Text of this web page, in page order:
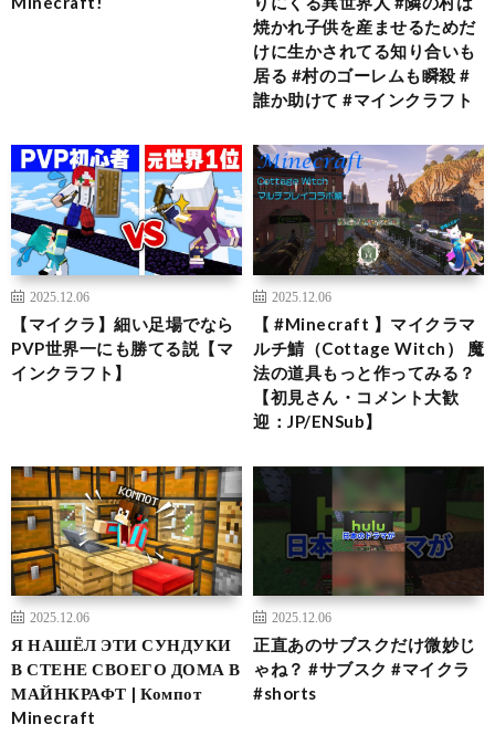
焼かれ子供を産ませるためだ
けに生かされてる知り合いも
居る #村のゴーレムも瞬殺 #
誰か助けて #マインクラフト
2025.12.06
【マイクラ】細い足場でなら
PVP世界一にも勝てる説【マ
インクラフト】
2025.12.06
【 #Minecraft 】マイクラマ
ルチ鯖（Cottage Witch） 魔
法の道具もっと作ってみる？
【初見さん・コメント大歓
迎：JP/ENSub】
2025.12.06
Я НАШЁЛ ЭТИ СУНДУКИ
В СТЕНЕ СВОЕГО ДОМА В
МАЙНКРАФТ | Компот
Minecraft
2025.12.06
正直あのサブスクだけ微妙じ
ゃね？ #サブスク #マイクラ
#shorts